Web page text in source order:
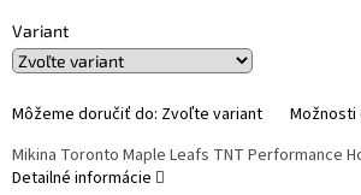
Variant
Môžeme doručiť do: Zvoľte variant Možnosti
Mikina Toronto Maple Leafs TNT Performance
Detailné informácie